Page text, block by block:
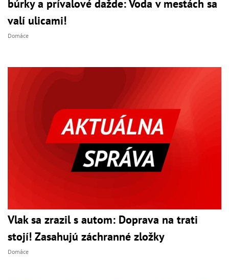
búrky a prívalové dažde: Voda v mestách sa
valí ulicami!
Domáce
Vlak sa zrazil s autom: Doprava na trati
stojí! Zasahujú záchranné zložky
Domáce